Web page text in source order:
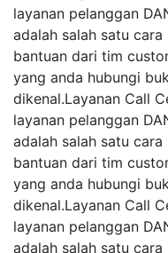
layanan pelanggan
adalah salah satu
bantuan dari tim
yang anda hubungi
dikenal.Layanan Call
layanan pelanggan
adalah salah satu
bantuan dari tim
yang anda hubungi
dikenal.Layanan Call
layanan pelanggan
adalah salah satu